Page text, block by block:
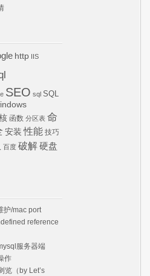
http IIS
SEO sql SQL
函数 分区表 命
安装 性能 技巧
百度 破解硬盘
护/mac port
reference
服务器端
作
览（by Let’s